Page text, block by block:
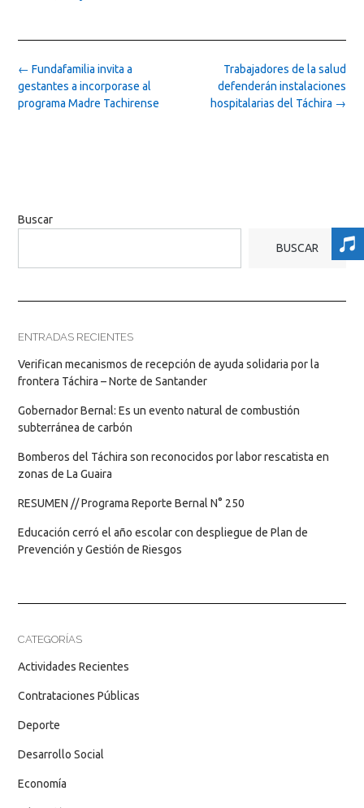
Post
navigation
Trabajadores de la salud
defenderán instalaciones
hospitalarias del Táchira →
← Fundafamilia invita a
gestantes a incorporase al
programa Madre Tachirense
Buscar
BUSCAR
ENTRADAS RECIENTES
Verifican mecanismos de recepción de ayuda solidaria por la
frontera Táchira – Norte de Santander
Gobernador Bernal: Es un evento natural de combustión
subterránea de carbón
Bomberos del Táchira son reconocidos por labor rescatista en
zonas de La Guaira
RESUMEN // Programa Reporte Bernal N° 250
Educación cerró el año escolar con despliegue de Plan de
Prevención y Gestión de Riesgos
CATEGORÍAS
Actividades Recientes
Contrataciones Públicas
Deporte
Desarrollo Social
Economía